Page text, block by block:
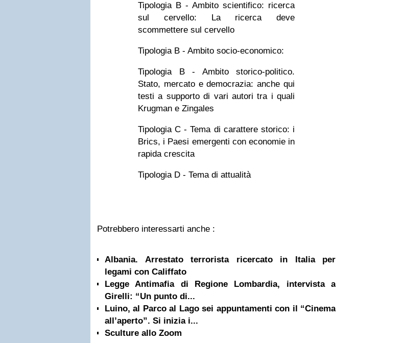
Tipologia B - Ambito scientifico: ricerca
sul cervello: La ricerca deve
scommettere sul cervello
Tipologia B - Ambito socio-economico:
Tipologia B - Ambito storico-politico.
Stato, mercato e democrazia: anche qui
testi a supporto di vari autori tra i quali
Krugman e Zingales
Tipologia C - Tema di carattere storico: i
Brics, i Paesi emergenti con economie in
rapida crescita
Tipologia D - Tema di attualità
Potrebbero interessarti anche :
Albania. Arrestato terrorista ricercato in Italia per
legami con Califfato
Legge Antimafia di Regione Lombardia, intervista a
Girelli: “Un punto di...
Luino, al Parco al Lago sei appuntamenti con il “Cinema
all’aperto”. Si inizia i...
Sculture allo Zoom